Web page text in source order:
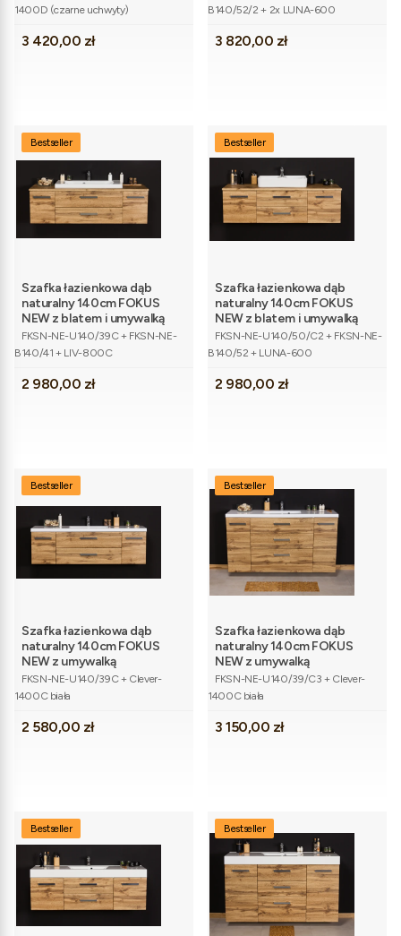
1400D (czarne uchwyty)
Cena
3 420,00 zł
B140/52/2 + 2x LUNA-600
Cena
3 820,00 zł
Bestseller
Szafka łazienkowa dąb
naturalny 140cm FOKUS
NEW z blatem i umywalką
Kod produktu
FKSN-NE-U140/39C + FKSN-NE-
B140/41 + LIV-800C
Cena
2 980,00 zł
Bestseller
Szafka łazienkowa dąb
naturalny 140cm FOKUS
NEW z blatem i umywalką
Kod produktu
FKSN-NE-U140/50/C2 + FKSN-NE-
B140/52 + LUNA-600
Cena
2 980,00 zł
Bestseller
Szafka łazienkowa dąb
naturalny 140cm FOKUS
NEW z umywalką
Kod produktu
FKSN-NE-U140/39C + Clever-
1400C biała
Cena
2 580,00 zł
Bestseller
Szafka łazienkowa dąb
naturalny 140cm FOKUS
NEW z umywalką
Kod produktu
FKSN-NE-U140/39/C3 + Clever-
1400C biała
Cena
3 150,00 zł
Bestseller Bestseller